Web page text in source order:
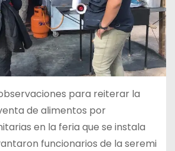
para reiterar la
de alimentos por
en la feria que se instala
funcionarios de la seremi